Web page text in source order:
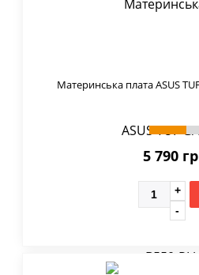
Материнська плата ASUS
5 790